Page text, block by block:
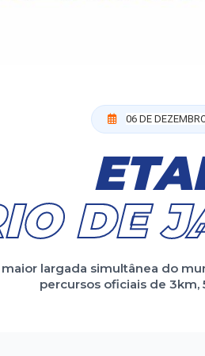
06 DE
DE
largada simultânea do
percursos oficiais de 3km,